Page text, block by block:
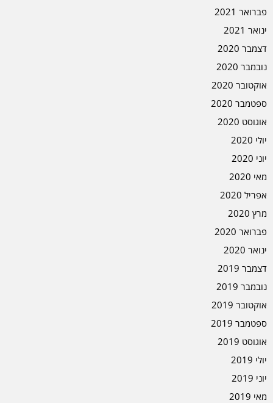
פברואר 2021
ינואר 2021
דצמבר 2020
נובמבר 2020
אוקטובר 2020
ספטמבר 2020
אוגוסט 2020
יולי 2020
יוני 2020
מאי 2020
אפריל 2020
מרץ 2020
פברואר 2020
ינואר 2020
דצמבר 2019
נובמבר 2019
אוקטובר 2019
ספטמבר 2019
אוגוסט 2019
יולי 2019
יוני 2019
מאי 2019